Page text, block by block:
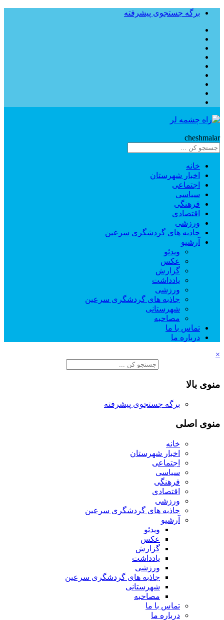
برگه جستجوی پیشرفته
cheshmalar
خانه
اخبار شهرستان
اجتماعی
سیاسی
فرهنگی
اقتصادی
ورزشی
جاذبه های گردشگری سرعین
آرشیو
ویدئو
عکس
گزارش
یادداشت
ورزشی
جاذبه های گردشگری سرعین
شهرستانی
مصاحبه
تماس با ما
درباره ما
×
منوی بالا
برگه جستجوی پیشرفته
منوی اصلی
خانه
اخبار شهرستان
اجتماعی
سیاسی
فرهنگی
اقتصادی
ورزشی
جاذبه های گردشگری سرعین
آرشیو
ویدئو
عکس
گزارش
یادداشت
ورزشی
جاذبه های گردشگری سرعین
شهرستانی
مصاحبه
تماس با ما
درباره ما